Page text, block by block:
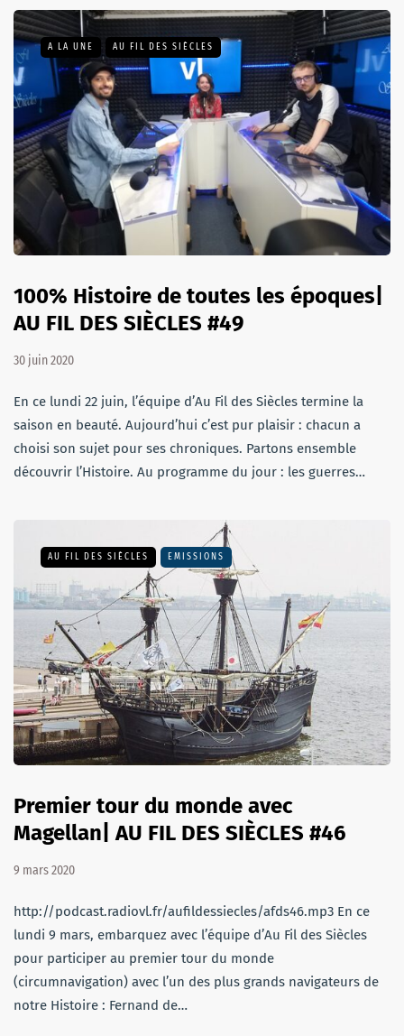
A LA UNE AU FIL DES SIÈCLES
100% Histoire de toutes les époques|
AU FIL DES SIÈCLES #49
30 juin 2020
En ce lundi 22 juin, l’équipe d’Au Fil des Siècles termine la
saison en beauté. Aujourd’hui c’est pur plaisir : chacun a
choisi son sujet pour ses chroniques. Partons ensemble
découvrir l’Histoire. Au programme du jour : les guerres…
AU FIL DES SIÈCLES EMISSIONS
Premier tour du monde avec
Magellan| AU FIL DES SIÈCLES #46
9 mars 2020
http://podcast.radiovl.fr/aufildessiecles/afds46.mp3 En ce
lundi 9 mars, embarquez avec l’équipe d’Au Fil des Siècles
pour participer au premier tour du monde
(circumnavigation) avec l’un des plus grands navigateurs de
notre Histoire : Fernand de…